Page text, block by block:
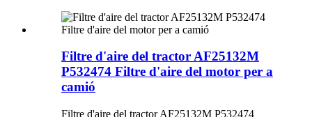
Filtre d'aire del tractor AF25132M
P532474 Filtre d'aire del motor per a
camió
Filtre d'aire del tractor AF25132M P532474